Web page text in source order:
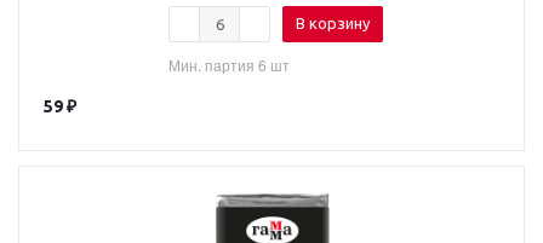
В корзину
Мин. партия 6 шт
59₽